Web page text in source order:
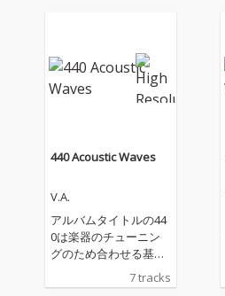
440 Acoustic Waves
V.A.
アルバムタイトルの44
0は楽器のチューニン
グのため合わせる基準
となる440Hzから着案
したプロジェクト名
7 tracks